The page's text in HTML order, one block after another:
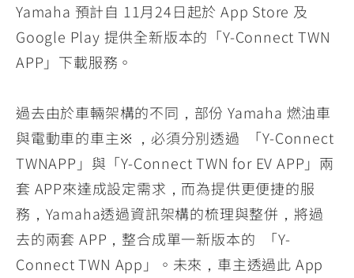
YZF-R15
150
MT-
251~549 150
AUGUR
150
150
Yamaha 預計自 11月24日起於 App Store 及
Google Play 提供全新版本的「Y-Connect TWN
APP」下載服務。
過去由於車輛架構的不同，部份 Yamaha 燃油車
與電動車的車主※ ，必須分別透過 「Y-Connect
TWNAPP」與「Y-Connect TWN for EV APP」兩
套 APP來達成設定需求，而為提供更便捷的服
務，Yamaha透過資訊架構的梳理與整併，將過
去的兩套 APP，整合成單一新版本的 「Y-
Connect TWN App」。未來，車主透過此 App